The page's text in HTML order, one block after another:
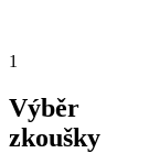
1
Výběr
zkoušky